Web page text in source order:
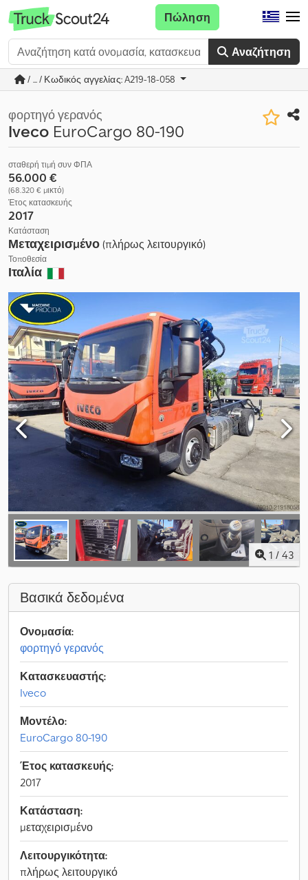
Αναζήτηση
Πώληση
/ ... / Κωδικός αγγελίας: A219-18-058
φορτηγό γερανός
Iveco EuroCargo 80-190
σταθερή τιμή συν ΦΠΑ
56.000 €
(68.320 € μικτό)
Έτος κατασκευής
2017
Κατάσταση
Μεταχειρισμένο (πλήρως λειτουργικό)
Τοποθεσία
Ιταλία
1 / 43
Βασικά δεδομένα
Ονομασία:
φορτηγό γερανός
Κατασκευαστής:
Iveco
Μοντέλο:
EuroCargo 80-190
Έτος κατασκευής:
2017
Κατάσταση:
μεταχειρισμένο
Λειτουργικότητα:
πλήρως λειτουργικό